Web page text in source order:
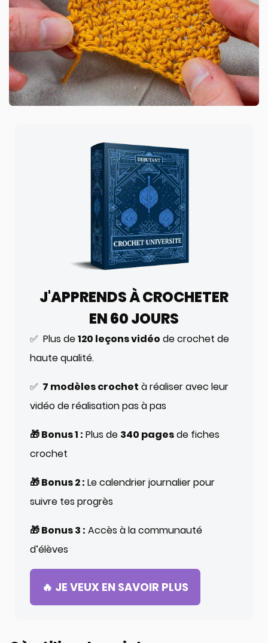
J'APPRENDS À CROCHETER
EN 60 JOURS
✅ Plus de120 leçons vidéo de crochet de
haute qualité.
✅ 7 modèles crochet à réaliser avec leur
vidéo de réalisation pas à pas
🎁 Bonus 1 : Plus de 340 pagesde fiches
crochet
🎁 Bonus 2 : Le calendrier journalier pour
suivre tes progrès
🎁 Bonus 3 : Accès à la communauté
d’élèves
🔥 JE VEUX EN SAVOIR PLUS